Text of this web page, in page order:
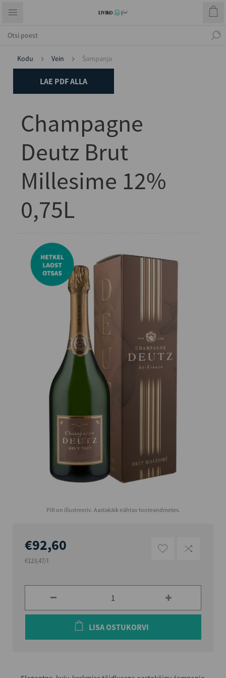
Kodu Vein Šampanja
LAE PDF ALLA
Champagne
Deutz Brut
Millesime 12%
0,75L
Pilt on illustreeriv. Aastakäik nähtav tooteandmetes.
€92,60
€123,47/l
LISA OSTUKORVI